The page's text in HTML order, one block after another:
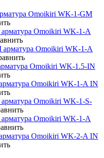
Omoikiri WK-1-GM
арматура Omoikiri WK-1-A
арматура Omoikiri WK-1-A
Omoikiri WK-1.5-IN
Omoikiri WK-1-A IN
арматура Omoikiri WK-1-S-
арматура Omoikiri WK-1-A
Omoikiri WK-2-A IN